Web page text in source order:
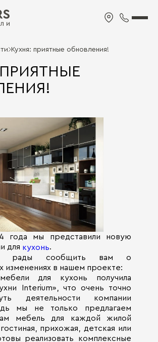
Кухня: приятные обновления!
года мы представили новую
для кухонь.
рады сообщить вам о
изменениях в нашем проекте:
для кухонь получила
Interium», что очень точно
деятельности компании
мы не только предлагаем
мебель для каждой жилой
прихожая, детская или
реализовать комплексные